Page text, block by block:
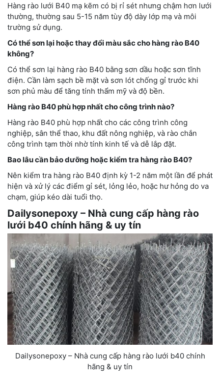
Hàng rào lưới B40 mạ kẽm có bị rỉ sét nhưng chậm hơn lưới
thường, thường sau 5-15 năm tùy độ dày lớp mạ và môi
trường sử dụng.
Có thể sơn lại hoặc thay đổi màu sắc cho hàng rào B40
không?
Có thể sơn lại hàng rào B40 bằng sơn dầu hoặc sơn tĩnh
điện. Cần làm sạch bề mặt và sơn lót chống gỉ trước khi
sơn phủ màu để tăng tính thẩm mỹ và độ bền.
Hàng rào B40 phù hợp nhất cho công trình nào?
Hàng rào B40 phù hợp nhất cho các công trình công
nghiệp, sân thể thao, khu đất nông nghiệp, và rào chắn
công trình tạm thời nhờ tính kinh tế và dễ lắp đặt.
Bao lâu cần bảo dưỡng hoặc kiểm tra hàng rào B40?
Nên kiểm tra hàng rào B40 định kỳ 1-2 năm một lần để phát
hiện và xử lý các điểm gỉ sét, lỏng lẻo, hoặc hư hỏng do va
chạm, giúp kéo dài tuổi thọ.
Dailysonepoxy – Nhà cung cấp hàng rào
lưới b40 chính hãng & uy tín
Dailysonepoxy – Nhà cung cấp hàng rào lưới b40 chính
hãng & uy tín